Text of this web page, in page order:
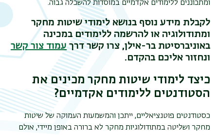
ומתכוננים ללימודים אקדמיים במוסדות להשכלה גבוה.
לקבלת מידע נוסף בנושא לימודי שיטות מחקר
ומתודולוגיה או להרשמה ללימודים במכינה
באוניברסיטת בר-אילן, צרו קשר דרךעמוד צור קשר
ונחזור אליכם בהקדם.
כיצד לימודי שיטות מחקר מכינים את
הסטודנטים ללימודים אקדמיים?
כסטודנטים פוטנציאליים, ייתכן והמשמעות העמוקה של שיטות
מחקר ושליטה במתודולוגיות מחקר לא ברורה באופן מיידי, אולם